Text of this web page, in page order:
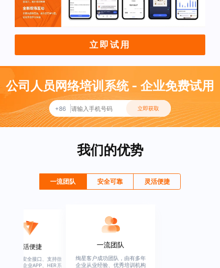
立即试用
公司人员网络培训系统 - 企业免费试用
+86 立即获取
我们的优势
一流团队 安全可靠 灵活便捷
灵活便捷
度开放、安全接口、支持微
、钉钉、企业APP、HER系
一流团队
绚星客户成功团队，由有多年
企业从业经验、优秀培训机构